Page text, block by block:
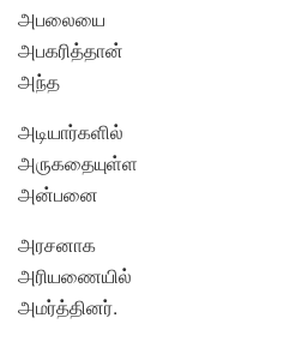
அபலையை
அபகரித்தான்
அந்த
அடியார்களில்
அருகதையுள்ள
அன்பனை
அரசனாக
அரியணையில்
அமர்த்தினர்.